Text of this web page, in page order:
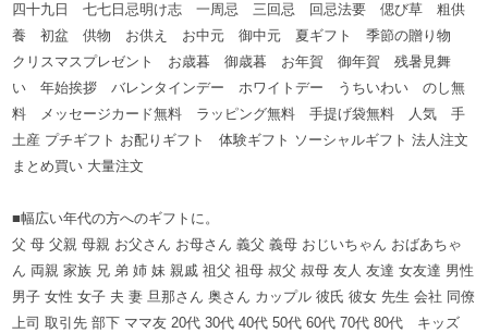
四十九日 七七日忌明け志 一周忌 三回忌 回忌法要 偲び草 粗供
養 初盆 供物 お供え お中元 御中元 夏ギフト 季節の贈り物
クリスマスプレゼント お歳暮 御歳暮 お年賀 御年賀 残暑見舞
い 年始挨拶 バレンタインデー ホワイトデー うちいわい のし無
料 メッセージカード無料 ラッピング無料 手提げ袋無料 人気 手
土産 プチギフト お配りギフト 体験ギフト ソーシャルギフト 法人注文
まとめ買い 大量注文
■幅広い年代の方へのギフトに。
父 母 父親 母親 お父さん お母さん 義父 義母 おじいちゃん おばあちゃ
ん 両親 家族 兄 弟 姉 妹 親戚 祖父 祖母 叔父 叔母 友人 友達 女友達 男性
男子 女性 女子 夫 妻 旦那さん 奥さん カップル 彼氏 彼女 先生 会社 同僚
上司 取引先 部下 ママ友 20代 30代 40代 50代 60代 70代 80代 キッズ